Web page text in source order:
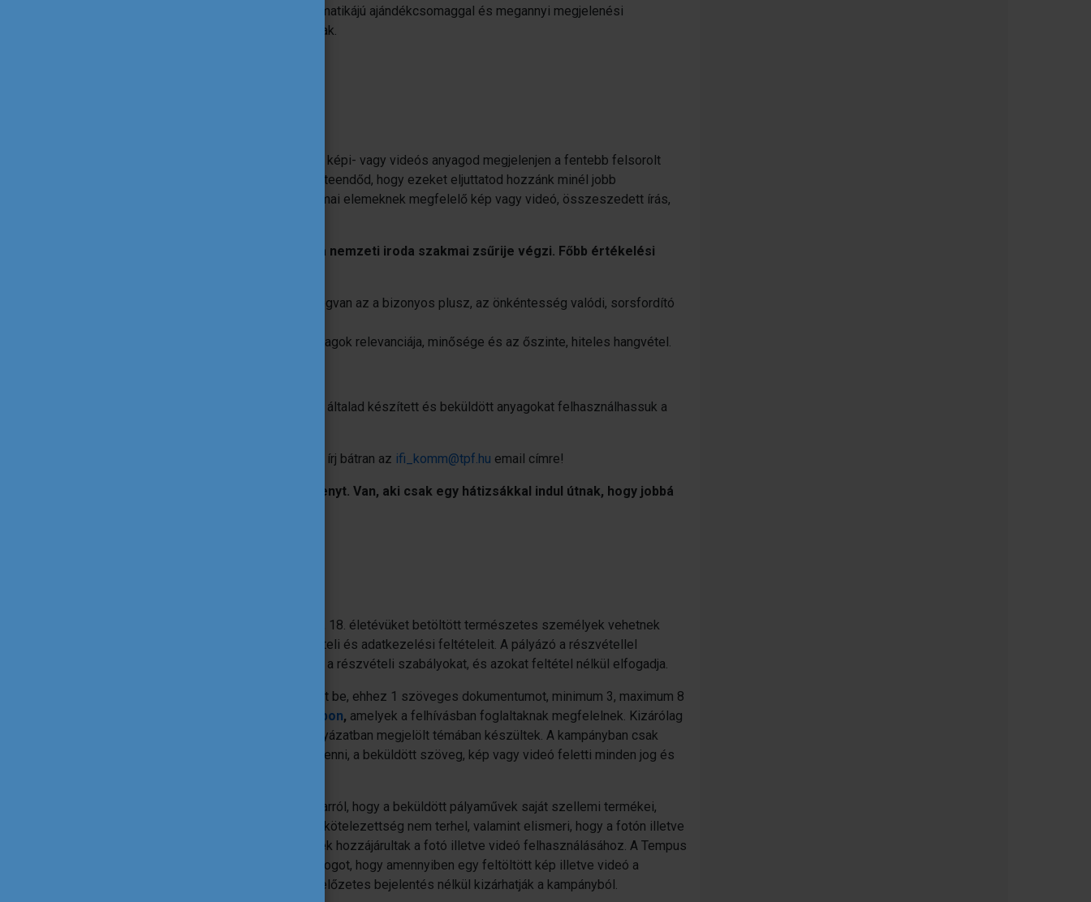
A „Mindennapi Hősök” egy ESC tematikájú ajándékcsomaggal és megannyi megjelenési
lehetőséggel lehetnek gazdagabbak.
Ahhoz, hogy a megosztott történeted és képi- vagy videós anyagod megjelenjen a fentebb felsorolt
felületeink valamelyikén, csupán annyi a teendőd, hogy ezeket eljuttatod hozzánk minél jobb
minőségben (a megadott tartalmi és formai elemeknek megfelelő kép vagy videó, összeszedett írás,
A „Mindennapi Hősök” kiválasztását a nemzeti iroda szakmai zsűrije végzi. Főbb értékelési
olyan inspiráló történet, amiben megvan az a bizonyos plusz, az önkéntesség valódi, sorsfordító
a beküldött szöveges- és képi anyagok relevanciája, minősége és az őszinte, hiteles hangvétel.
és jelöld be, hogy az általad készített és beküldött anyagokat felhasználhassuk a
Ha felmerülne benned bármilyen kérdés, írj bátran az ifi_komm@tpf.hu email címre!
Ne feledd: nem minden hős visel köpenyt. Van, aki csak egy hátizsákkal indul útnak, hogy jobbá
A kampányban kizárólag cselekvőképes, 18. életévüket betöltött természetes személyek vehetnek
részt, akik elfogadják a kampány részvételi és adatkezelési feltételeit. A pályázó a részvétellel
elismeri, hogy teljes körűen megismerte a részvételi szabályokat, és azokat feltétel nélkül elfogadja.
Egy pályázó maximum 1 pályázatot adhat be, ehhez 1 szöveges dokumentumot, minimum 3, maximum 8
űrlapon, amelyek a felhívásban foglaltaknak megfelelnek. Kizárólag
olyan fotókat fogadunk el, amelyek a pályázatban megjelölt témában készültek. A kampányban csak
saját készítésű anyagokkal lehet részt venni, a beküldött szöveg, kép vagy videó feletti minden jog és
A jelentkezéssel a pályázó kezeskedik arról, hogy a beküldött pályaművek saját szellemi termékei,
amiket harmadik fél felé semmiféle jogi kötelezettség nem terhel, valamint elismeri, hogy a fotón illetve
videón szereplő, felismerhető személyek hozzájárultak a fotó illetve videó felhasználásához. A Tempus
Közalapítvány munkatársai fenntartják a jogot, hogy amennyiben egy feltöltött kép illetve videó a
nyugalom megzavarására alkalmas, azt előzetes bejelentés nélkül kizárhatják a kampányból.